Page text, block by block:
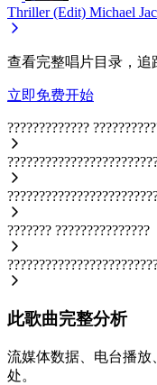
Thriller (Edit) Michael
查看完整唱片目录，追
立即免费开始
?????????????
??????? ???????????????
此歌曲完整分析
流媒体数据、电台播
处。